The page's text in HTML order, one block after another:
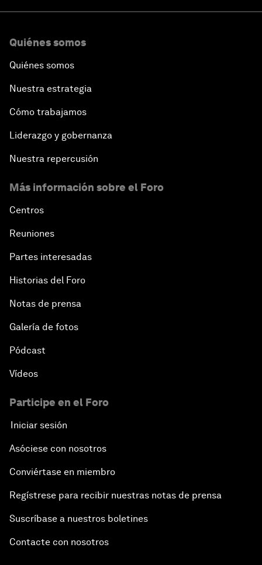
Quiénes somos
Quiénes somos
Nuestra estrategia
Cómo trabajamos
Liderazgo y gobernanza
Nuestra repercusión
Más información sobre el Foro
Centros
Reuniones
Partes interesadas
Historias del Foro
Notas de prensa
Galería de fotos
Pódcast
Vídeos
Participe en el Foro
Iniciar sesión
Asóciese con nosotros
Conviértase en miembro
Regístrese para recibir nuestras notas de prensa
Suscríbase a nuestros boletines
Contacte con nosotros